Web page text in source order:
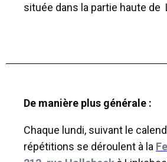
située dans la partie haute de
De manière plus générale :
Chaque lundi, suivant le
répétitions se déroulent à la